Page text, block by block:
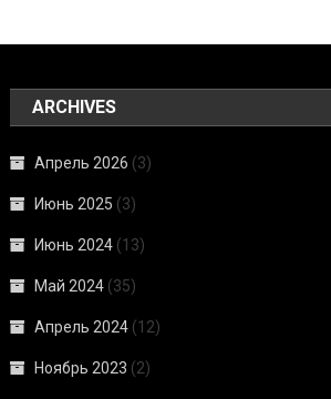
ARCHIVES
Апрель 2026 (3)
Июнь 2025 (3)
Июнь 2024 (13)
Май 2024 (35)
Апрель 2024 (12)
Ноябрь 2023 (2)